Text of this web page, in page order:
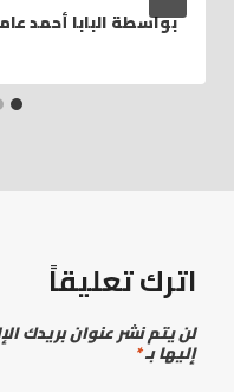
بواسطةالبابا أحمد
اترك تعليقاً
لن يتم نشر عنوان بريدك
إليها بـ*